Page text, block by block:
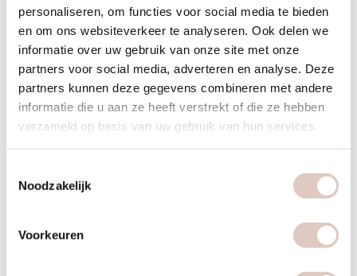
personaliseren, om functies voor social media te bieden
en om ons websiteverkeer te analyseren. Ook delen we
informatie over uw gebruik van onze site met onze
partners voor social media, adverteren en analyse. Deze
partners kunnen deze gegevens combineren met andere
informatie die u aan ze heeft verstrekt of die ze hebben
verzameld op basis van uw gebruik van hun services.
Noodzakelijk
Voorkeuren
We bieden lessen om te werken aan kracht, conditie en
balans, zodat jij jouw lichaam kan geven wat het nodig
heeft.
Een hot cabin workout duurt maar 30 minuten.
Trainen in warmte verbetert de doorbloeding van de
spieren, vermindert stijfheid en verhoogt de
vetverbranding.
Je sport bij bbb health boutique Utrecht in een fijne en